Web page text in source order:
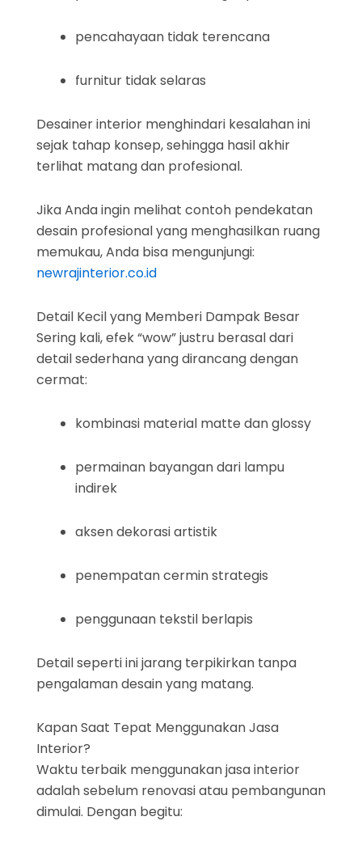
pencahayaan tidak terencana
furnitur tidak selaras
Desainer interior menghindari kesalahan ini
sejak tahap konsep, sehingga hasil akhir
terlihat matang dan profesional.
Jika Anda ingin melihat contoh pendekatan
desain profesional yang menghasilkan ruang
memukau, Anda bisa mengunjungi:
newrajinterior.co.id
Detail Kecil yang Memberi Dampak Besar
Sering kali, efek “wow” justru berasal dari
detail sederhana yang dirancang dengan
cermat:
kombinasi material matte dan glossy
permainan bayangan dari lampu
indirek
aksen dekorasi artistik
penempatan cermin strategis
penggunaan tekstil berlapis
Detail seperti ini jarang terpikirkan tanpa
pengalaman desain yang matang.
Kapan Saat Tepat Menggunakan Jasa
Interior?
Waktu terbaik menggunakan jasa interior
adalah sebelum renovasi atau pembangunan
dimulai. Dengan begitu: